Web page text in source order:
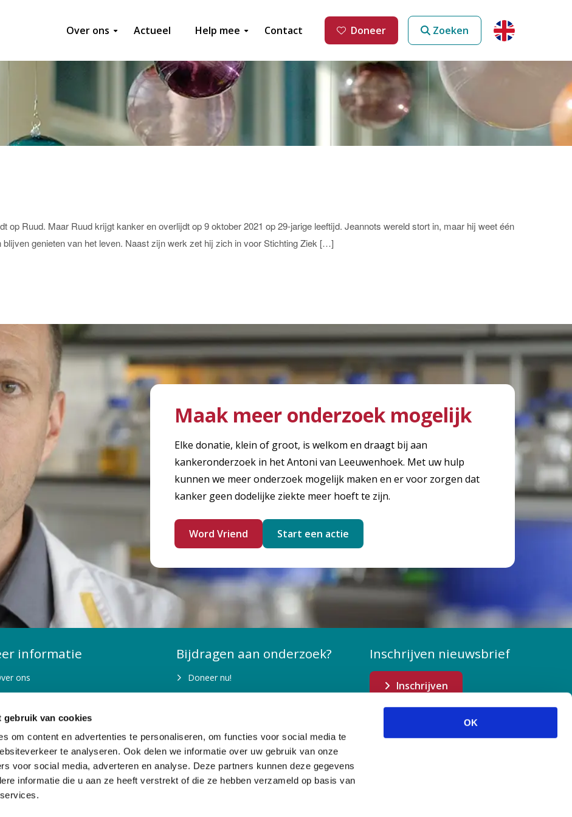
gebruik van cookies
om content en advertenties te personaliseren, om functies voor social media te
te analyseren. Ook delen we informatie over uw gebruik van onze
voor social media, adverteren en analyse. Deze partners kunnen deze gegevens
informatie die u aan ze heeft verstrekt of die ze hebben verzameld op basis van
OK
Over ons Actueel Help mee Contact Doneer Zoeken
wolde
op Ruud. Maar Ruud krijgt kanker en overlijdt op 9 oktober 2021 op 29-jarige leeftijd. Jeannots wereld stort in, maar hij weet één
genieten van het leven. Naast zijn werk zet hij zich in voor Stichting Ziek […]
Maak meer onderzoek mogelijk
Elke donatie, klein of groot, is welkom en draagt bij aan
kankeronderzoek in het Antoni van Leeuwenhoek. Met uw hulp
kunnen we meer onderzoek mogelijk maken en er voor zorgen dat
kanker geen dodelijke ziekte meer hoeft te zijn.
Word Vriend Start een actie
informatie
ons
en jaarverslagen
Bestuur en organisatie
en doelstellingen
Bijdragen aan onderzoek?
Doneer nu!
Nalaten
Bedrijven
Inschrijven nieuwsbrief
Inschrijven